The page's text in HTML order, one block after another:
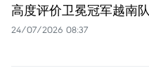
高度评价卫冕冠军越南队
24/07/2026 08:37